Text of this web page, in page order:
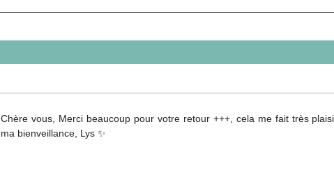
Chère vous, Merci beaucoup pour votre retour +++, cela me fait très
ma bienveillance, Lys ✨